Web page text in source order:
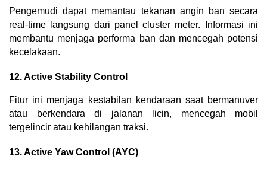
Pengemudi dapat memantau tekanan angin ban secara
real-time langsung dari panel cluster meter. Informasi ini
membantu menjaga performa ban dan mencegah potensi
kecelakaan.
12. Active Stability Control
Fitur ini menjaga kestabilan kendaraan saat bermanuver
atau berkendara di jalanan licin, mencegah mobil
tergelincir atau kehilangan traksi.
13. Active Yaw Control (AYC)